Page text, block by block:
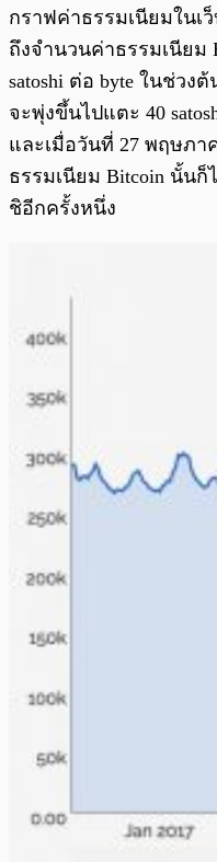
กราฟค่าธรรมเนียมในเ
ถึงจำนวนค่าธรรมเนียม
satoshi ต่อ byte ในช่ว
จะพุ่งขึ้นไปแตะ 40
และเมื่อวันที่ 27 พฤษภ
ธรรมเนียม Bitcoin นั้นก็
ชิอีกครั้งหนึ่ง